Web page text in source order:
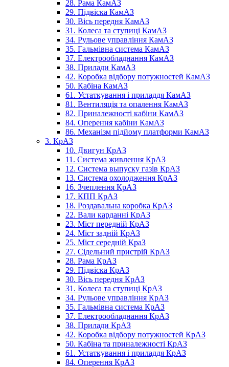
28. Рама КамАЗ
29. Підвіска КамАЗ
30. Вісь передня КамАЗ
31. Колеса та ступиці КамАЗ
34. Рульове управління КамАЗ
35. Гальмівна система КамАЗ
37. Електрообладнання КамАЗ
38. Прилади КамАЗ
42. Коробка відбору потужностей КамАЗ
50. Кабіна КамАЗ
61. Устаткування і приладдя КамАЗ
81. Вентиляція та опалення КамАЗ
82. Приналежності кабіни КамАЗ
84. Оперення кабіни КамАЗ
86. Механізм підйому платформи КамАЗ
3. КрАЗ
10. Двигун КрАЗ
11. Система живлення КрАЗ
12. Система выпуску газів КрАЗ
13. Система охолодження КрАЗ
16. Зчеплення КрАЗ
17. КПП КрАЗ
18. Роздавальна коробка КрАЗ
22. Вали карданні КрАЗ
23. Міст передній КрАЗ
24. Міст задній КрАЗ
25. Міст середній КраЗ
27. Сідельний пристрій КрАЗ
28. Рама КрАЗ
29. Підвіска КрАЗ
30. Вісь передня КрАЗ
31. Колеса та ступиці КрАЗ
34. Рульове управління КрАЗ
35. Гальмівна система КрАЗ
37. Електрообладнання КрАЗ
38. Прилади КрАЗ
42. Коробка відбору потужностей КрАЗ
50. Кабіна та приналежності КрАЗ
61. Устаткування і приладдя КрАЗ
84. Оперення КрАЗ